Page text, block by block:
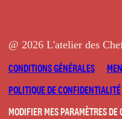
@ 2026 L'atelier des
CONDITIONS GÉNÉRALES
POLITIQUE DE CONFIDENTIALITÉ
MODIFIER MES PARAMÈTRES